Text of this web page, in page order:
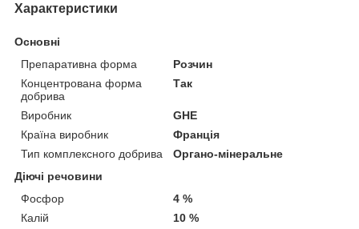
Характеристики
Основні
Препаративна форма
Розчин
Концентрована форма
добрива
Так
Виробник
GHE
Країна виробник
Франція
Тип комплексного добрива
Органо-мінеральне
Діючі речовини
Фосфор
4 %
Калій
10 %